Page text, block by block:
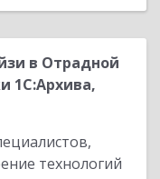
в Отрадной
1С:Архива,
технологий